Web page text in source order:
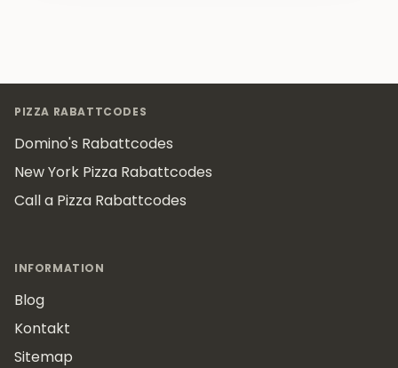
PIZZA RABATTCODES
Domino's Rabattcodes
New York Pizza Rabattcodes
Call a Pizza Rabattcodes
INFORMATION
Blog
Kontakt
Sitemap